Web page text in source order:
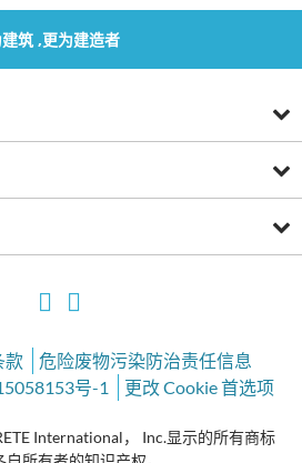
筑 ,更为建造者
款
危险废物污染防治责任信息
号-1 更改 Cookie 首选项
International， Inc.显示的所有商标